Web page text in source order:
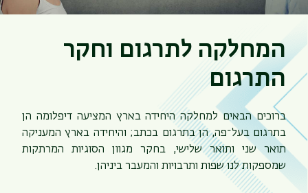
המחלקה לתרגום וחקר
התרגום
ברוכים הבאים למחלקה היחידה בארץ המציעה דיפלומה הן
בתרגום בעל־פה, הן בתרגום בכתב; והיחידה בארץ המעניקה
תואר שני ותואר שלישי, בחקר מגוון הסוגיות המרתקות
שמספקות לנו שפות ותרבויות והמעבר ביניהן.